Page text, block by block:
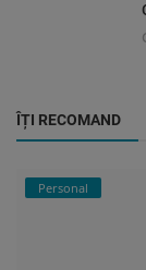
ÎȚI RECOMAND
Personal